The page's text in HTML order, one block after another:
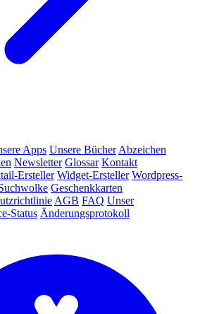
Apps Unsere Bücher Abzeichen
Newsletter Glossar Kontakt
Ersteller Widget-Ersteller Wordpress-
Geschenkkarten
AGB FAQ Unser
Status Änderungsprotokoll